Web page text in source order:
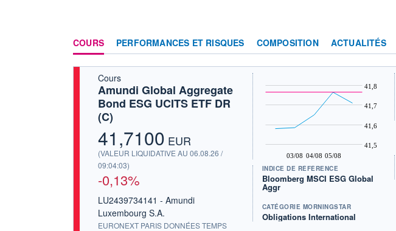
COURS PERFORMANCES ET RISQUES COMPOSITION ACTUALITÉS
Cours
Amundi Global Aggregate
Bond ESG UCITS ETF DR
(C)
41,7100 EUR
(VALEUR LIQUIDATIVE AU 06.08.26 /
09:04:03)
-0,13%
LU2439734141 - Amundi
Luxembourg S.A.
EURONEXT PARIS DONNÉES TEMPS
03/08 04/08 05/08
41,5
41,6
41,7
41,8
INDICE DE RÉFÉRENCE
Bloomberg MSCI ESG Global
Aggr
CATÉGORIE MORNINGSTAR
Obligations International